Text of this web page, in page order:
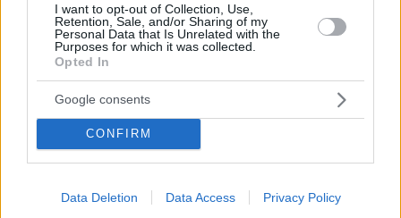
I want to opt-out of Collection, Use,
Retention, Sale, and/or Sharing of my
Personal Data that Is Unrelated with the
Purposes for which it was collected.
Opted In
Google consents
CONFIRM
Data Deletion Data Access Privacy Policy